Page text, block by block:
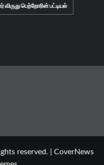
பெற்றோரின் பட்டியல்
reserved.
CoverNews